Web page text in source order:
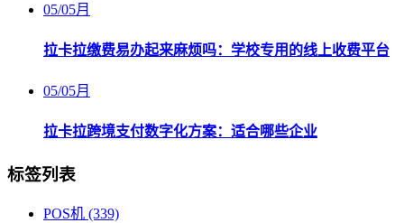
05/05月
拉卡拉缴费易办起来麻烦吗：学校专用的线上收费平台
05/05月
拉卡拉跨境支付数字化方案：适合哪些企业
标签列表
POS机 (339)